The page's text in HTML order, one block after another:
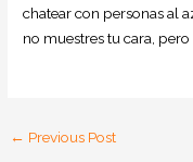
chatear con personas al
no muestres tu cara,
← Previous Post